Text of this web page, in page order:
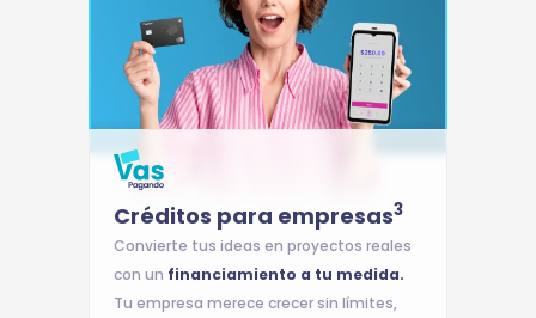
Créditos para empresas3
Convierte tus ideas en proyectos reales
con un financiamiento a tu medida.
Tu empresa merece crecer sin límites,